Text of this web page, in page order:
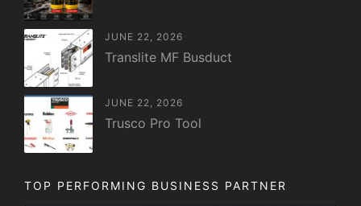
JUNE 22, 2026
Translite MF Busduct
JUNE 22, 2026
Trusco Pro Tool
TOP PERFORMING BUSINESS PARTNER